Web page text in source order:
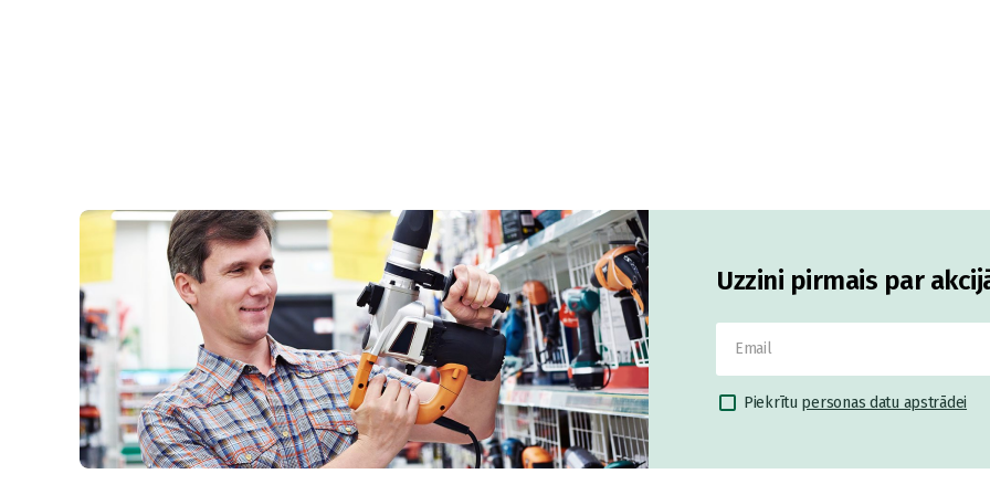
Uzzini pirmais par
Piekrītu personas datu apstrādei